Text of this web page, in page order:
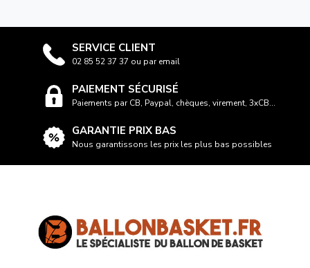
SERVICE CLIENT
02 85 52 37 37 ou par email
PAIEMENT SÉCURISÉ
Paiements par CB, Paypal, chèques, virement, 3xCB...
GARANTIE PRIX BAS
Nous garantissons les prix les plus bas possibles